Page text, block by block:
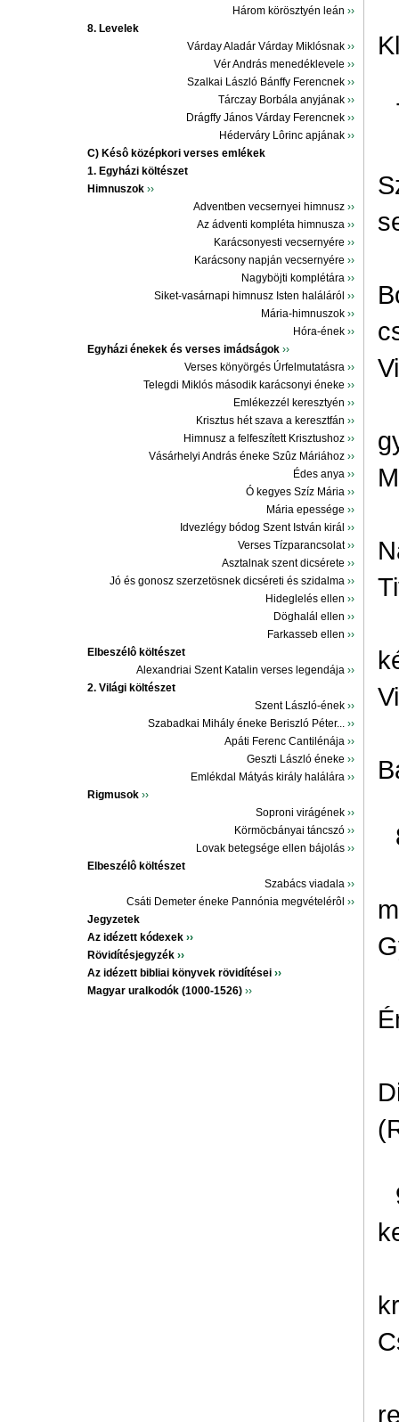
Három körösztyén leán ››
8. Levelek
Várday Aladár Várday Miklósnak ››
Vér András menedéklevele ››
Szalkai László Bánffy Ferencnek ››
Tárczay Borbála anyjának ››
Drágffy János Várday Ferencnek ››
Héderváry Lôrinc apjának ››
C) Késô középkori verses emlékek
1. Egyházi költészet
Himnuszok ››
Adventben vecsernyei himnusz ››
Az ádventi kompléta himnusza ››
Karácsonyesti vecsernyére ››
Karácsony napján vecsernyére ››
Nagyböjti komplétára ››
Siket-vasárnapi himnusz Isten haláláról ››
Mária-himnuszok ››
Hóra-ének ››
Egyházi énekek és verses imádságok ››
Verses könyörgés Úrfelmutatásra ››
Telegdi Miklós második karácsonyi éneke ››
Emlékezzél keresztyén ››
Krisztus hét szava a keresztfán ››
Himnusz a felfeszített Krisztushoz ››
Vásárhelyi András éneke Szûz Máriához ››
Édes anya ››
Ó kegyes Szíz Mária ››
Mária epessége ››
Idvezlégy bódog Szent István királ ››
Verses Tízparancsolat››
Asztalnak szent dicsérete ››
Jó és gonosz szerzetösnek dicséreti és szidalma ››
Hideglelés ellen ››
Döghalál ellen ››
Farkasseb ellen ››
Elbeszélô költészet
Alexandriai Szent Katalin verses legendája ››
2. Világi költészet
Szent László-ének ››
Szabadkai Mihály éneke Beriszló Péter... ››
Apáti Ferenc Cantilénája ››
Geszti László éneke ››
Emlékdal Mátyás király halálára ››
Rigmusok ››
Soproni virágének ››
Körmöcbányai táncszó ››
Lovak betegsége ellen bájolás ››
Elbeszélô költészet
Szabács viadala ››
Csáti Demeter éneke Pannónia megvételérôl ››
Jegyzetek
Az idézett kódexek ››
Rövidítésjegyzék ››
Az idézett bibliai könyvek rövidítései ››
Magyar uralkodók (1000-1526) ››